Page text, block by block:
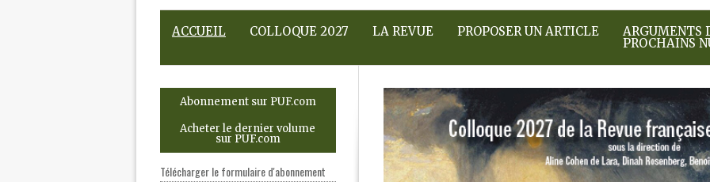
ACCUEIL COLLOQUE 2027 LA REVUE PROPOSER UN ARTICLE ARGUMENTS
PROCHAINS
Abonnement sur PUF.com
Acheter le dernier volume
sur PUF.com
Télécharger le formulaire d'abonnement